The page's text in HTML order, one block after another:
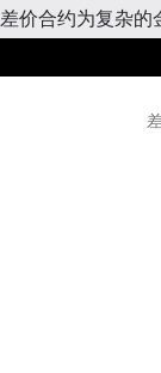
差价合约为复杂的